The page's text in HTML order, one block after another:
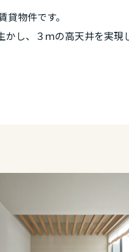
物件です。
し、３ｍの高天井を実現